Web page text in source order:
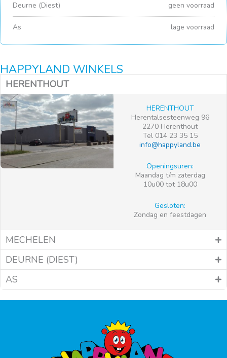
Deurne (Diest) geen voorraad
As lage voorraad
HAPPYLAND WINKELS
HERENTHOUT
HERENTHOUT
Herentalsesteenweg 96
2270 Herenthout
Tel 014 23 35 15
info@happyland.be
Openingsuren:
Maandag t/m zaterdag
10u00 tot 18u00
Gesloten:
Zondag en feestdagen
MECHELEN
DEURNE (DIEST)
AS